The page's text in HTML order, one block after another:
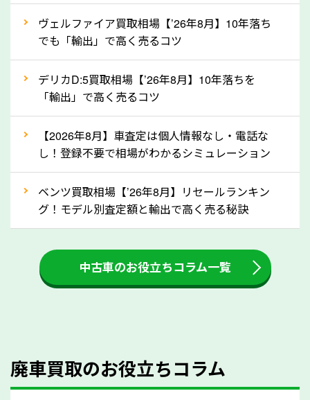
ってきます！
自動車税の還付金は、先に年払いしていた自動車税が
月割りで返還されるものです。ですから、自動車税の
還付金は早めに売却するほど多く還付されます。不要
な車は早めに廃車手続きをしたほうが良いでしょう。
③自動車税の還付金の扱いについて確認し
ましょう！
車を廃車にすると、自動車税の還付金を受け取ること
ができる場合があります。廃車買取業者の中には、還
付金をお客様に返還しない業者もあります。廃車査定
をする際には、自動車税の還付金の返還があるかどう
かを確認するようにしてください。長野県のソコカラ
人気の車種は廃車の状態でも、高価買取が可能です。
ヴェルファイア買取相場【’26年8月】10年落ち
でも「輸出」で高く売るコツ
デリカD:5買取相場【’26年8月】10年落ちを
「輸出」で高く売るコツ
【2026年8月】車査定は個人情報なし・電話な
し！登録不要で相場がわかるシミュレーション
ベンツ買取相場【’26年8月】リセールランキン
グ！モデル別査定額と輸出で高く売る秘訣
中古車のお役立ちコラム一覧
廃車買取のお役立ちコラム